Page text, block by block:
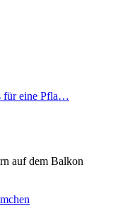
für eine Pfla…
auf dem Balkon